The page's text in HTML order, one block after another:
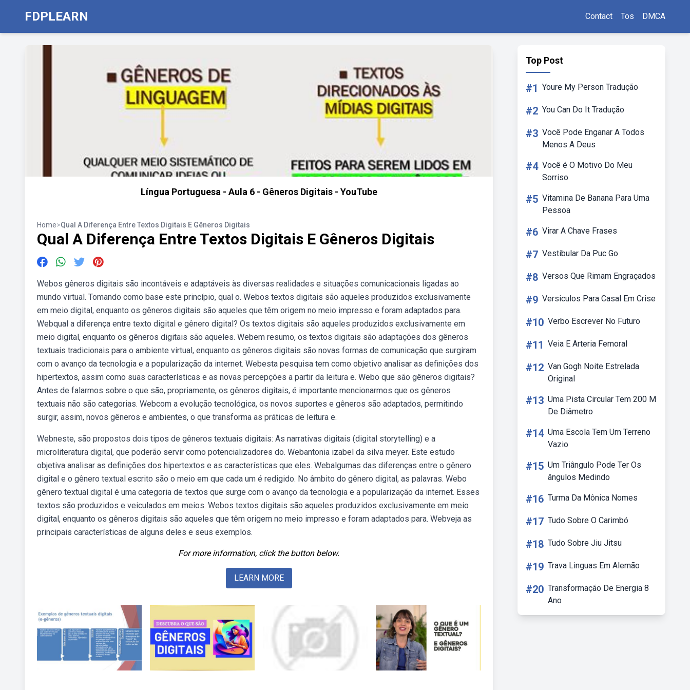
FDPLEARN Contact Tos DMCA
Língua Portuguesa - Aula 6 - Gêneros Digitais - YouTube
Home>Qual A Diferença Entre Textos Digitais E Gêneros Digitais
Qual A Diferença Entre Textos Digitais E Gêneros Digitais
Webos gêneros digitais são incontáveis e adaptáveis às diversas realidades e situações comunicacionais ligadas ao
mundo virtual. Tomando como base este princípio, qual o. Webos textos digitais são aqueles produzidos exclusivamente
em meio digital, enquanto os gêneros digitais são aqueles que têm origem no meio impresso e foram adaptados para.
Webqual a diferença entre texto digital e gênero digital? Os textos digitais são aqueles produzidos exclusivamente em
meio digital, enquanto os gêneros digitais são aqueles. Webem resumo, os textos digitais são adaptações dos gêneros
textuais tradicionais para o ambiente virtual, enquanto os gêneros digitais são novas formas de comunicação que surgiram
com o avanço da tecnologia e a popularização da internet. Webesta pesquisa tem como objetivo analisar as definições dos
hipertextos, assim como suas características e as novas percepções a partir da leitura e. Webo que são gêneros digitais?
Antes de falarmos sobre o que são, propriamente, os gêneros digitais, é importante mencionarmos que os gêneros
textuais não são categorias. Webcom a evolução tecnológica, os novos suportes e gêneros são adaptados, permitindo
surgir, assim, novos gêneros e ambientes, o que transforma as práticas de leitura e.
Webneste, são propostos dois tipos de gêneros textuais digitais: As narrativas digitais (digital storytelling) e a
microliteratura digital, que poderão servir como potencializadores do. Webantonia izabel da silva meyer. Este estudo
objetiva analisar as definições dos hipertextos e as características que eles. Webalgumas das diferenças entre o gênero
digital e o gênero textual escrito são o meio em que cada um é redigido. No âmbito do gênero digital, as palavras. Webo
gênero textual digital é uma categoria de textos que surge com o avanço da tecnologia e a popularização da internet. Esses
textos são produzidos e veiculados em meios. Webos textos digitais são aqueles produzidos exclusivamente em meio
digital, enquanto os gêneros digitais são aqueles que têm origem no meio impresso e foram adaptados para. Webveja as
principais características de alguns deles e seus exemplos.
For more information, click the button below.
LEARN MORE
Top Post
#1 Youre My Person Tradução
#2 You Can Do It Tradução
#3 Você Pode Enganar A Todos
Menos A Deus
#4 Você é O Motivo Do Meu
Sorriso
#5 Vitamina De Banana Para Uma
Pessoa
#6 Virar A Chave Frases
#7 Vestibular Da Puc Go
#8 Versos Que Rimam Engraçados
#9 Versiculos Para Casal Em Crise
#10 Verbo Escrever No Futuro
#11 Veia E Arteria Femoral
#12 Van Gogh Noite Estrelada
Original
#13 Uma Pista Circular Tem 200 M
De Diâmetro
#14 Uma Escola Tem Um Terreno
Vazio
#15 Um Triângulo Pode Ter Os
ângulos Medindo
#16 Turma Da Mônica Nomes
#17 Tudo Sobre O Carimbó
#18 Tudo Sobre Jiu Jitsu
#19 Trava Linguas Em Alemão
#20 Transformação De Energia 8
Ano